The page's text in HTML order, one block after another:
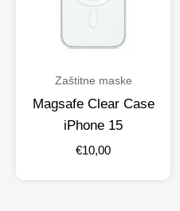
Zaštitne maske
Magsafe Clear Case
iPhone 15
€10,00